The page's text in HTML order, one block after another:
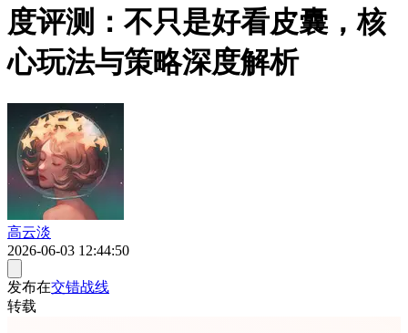
度评测：不只是好看皮囊，核
心玩法与策略深度解析
高云淡
2026-06-03 12:44:50
发布在交错战线
转载